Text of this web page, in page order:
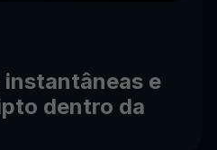
e
dentro da